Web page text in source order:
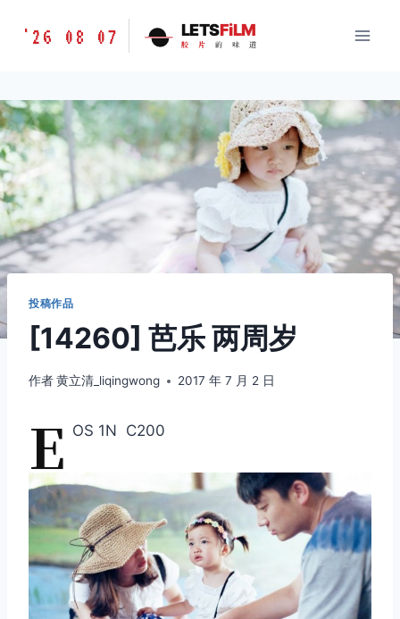
胶
味
道
LETSFILM
'26 08 07 LETSFiLM
胶 片 的 味 道
投稿作品
[14260] 芭乐 两周岁
作者黄立清_liqingwong 2017 年 7 月 2 日
E OS 1N C200